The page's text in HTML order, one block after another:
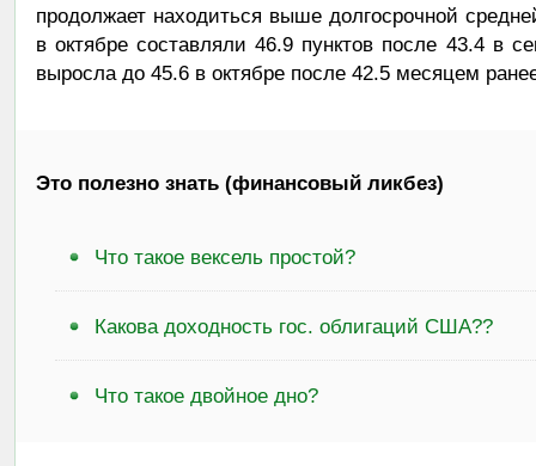
продолжает находиться выше долгосрочной
в октябре составляли 46.9 пунктов после 43.4 в
выросла до 45.6 в октябре после 42.5 месяцем
Это полезно знать (финансовый ликбез)
Что такое вексель простой?
Какова доходность гос. облигаций США??
Что такое двойное дно?